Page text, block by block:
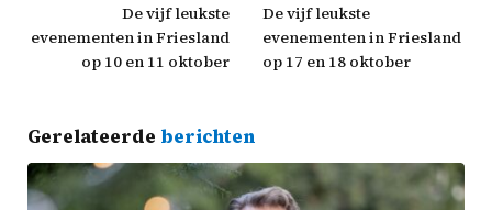
De vijf leukste
evenementen in Friesland
op 10 en 11 oktober
De vijf leukste
evenementen in Friesland
op 17 en 18 oktober
Gerelateerde berichten